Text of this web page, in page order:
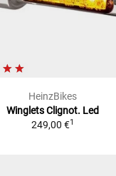
HeinzBikes
Winglets Clignot. Led
249,00 €1